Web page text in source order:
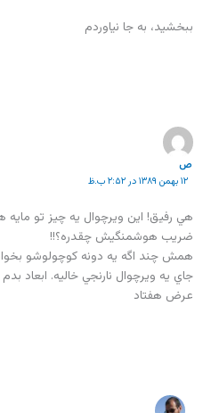
ببخشید، به جا نیاوردم
ص
۱۲ بهمن ۱۳۸۹ در ۲:۵۲ ب.ظ
هي رفيق! اين ويرچوال يه چيز تو
ضريب هوشمنگيش چقدره؟!!
همش چند اگه يه دونه كوچولوشو
جاي يه ويرچوال نارنجي خاليه. ابعاد
عرض هفتاد